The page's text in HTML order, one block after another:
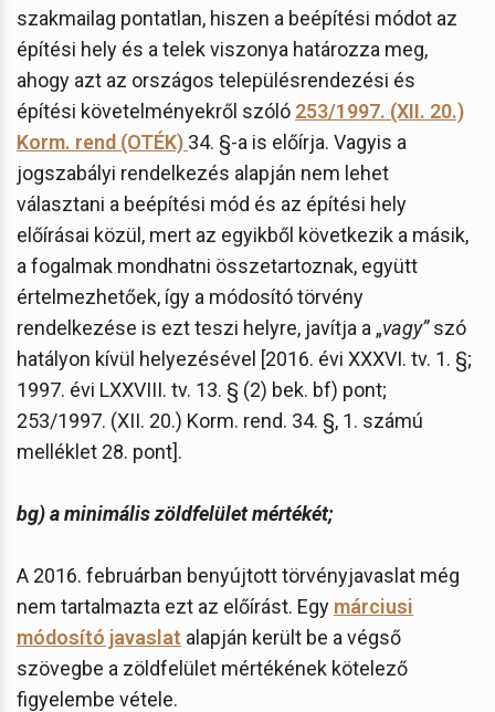
szakmailag pontatlan, hiszen a beépítési módot az
építési hely és a telek viszonya határozza meg,
ahogy azt az országos településrendezési és
építési követelményekről szóló 253/1997. (XII. 20.)
Korm. rend (OTÉK) 34. §-a is előírja. Vagyis a
jogszabályi rendelkezés alapján nem lehet
választani a beépítési mód és az építési hely
előírásai közül, mert az egyikből következik a másik,
a fogalmak mondhatni összetartoznak, együtt
értelmezhetőek, így a módosító törvény
rendelkezése is ezt teszi helyre, javítja a „vagy”szó
hatályon kívül helyezésével [2016. évi XXXVI. tv. 1. §;
1997. évi LXXVIII. tv. 13. § (2) bek. bf) pont;
253/1997. (XII. 20.) Korm. rend. 34. §, 1. számú
melléklet 28. pont].
bg) a minimális zöldfelület mértékét;
A 2016. februárban benyújtott törvényjavaslat még
nem tartalmazta ezt az előírást. Egy márciusi
módosító javaslat alapján került be a végső
szövegbe a zöldfelület mértékének kötelező
figyelembe vétele.